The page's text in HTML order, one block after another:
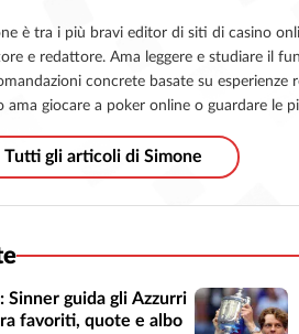
è tra i più bravi editor di siti di casino
e redattore. Ama leggere e studiare il
concrete basate su
ama giocare a poker online o guardare le
Tutti gli articoli di Simone
Sinner guida gli Azzurri
favoriti, quote e albo